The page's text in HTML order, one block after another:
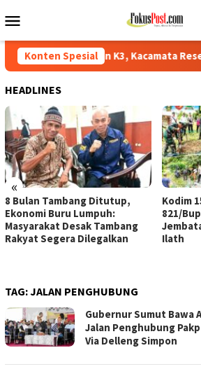
ke
Mobile
Konten Spesial
K3, Kacamata Resep Ditanggung
HEADLINES
«
8 Bulan Tambang Ditutup,
Ekonomi Buru Lumpuh:
Masyarakat Desak Tambang
Rakyat Segera Dilegalkan
Kodim
821/
Ilath
TAG:JALAN PENGHUBUNG
Gubernur Sumut Bawa
Jalan Penghubung
Via Delleng Simpon